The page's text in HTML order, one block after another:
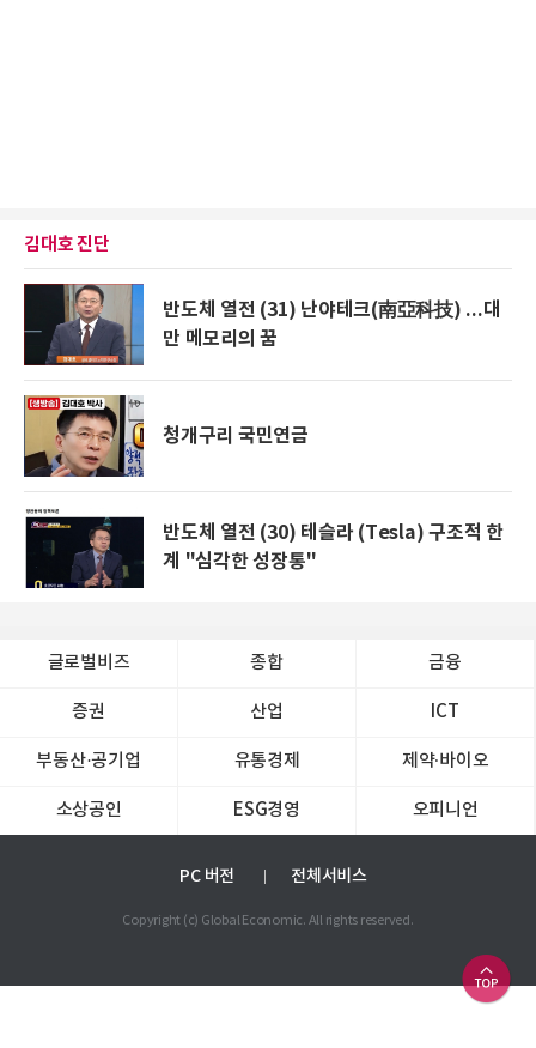
김대호 진단
반도체 열전 (31) 난야테크(南亞科技) ...대
만 메모리의 꿈
청개구리 국민연금
반도체 열전 (30) 테슬라 (Tesla) 구조적 한
계 "심각한 성장통"
글로벌비즈 종합 금융
증권 산업 ICT
부동산·공기업 유통경제 제약∙바이오
소상공인 ESG경영 오피니언
PC 버전 전체서비스
Copyright (c) Global Economic. All rights reserved.